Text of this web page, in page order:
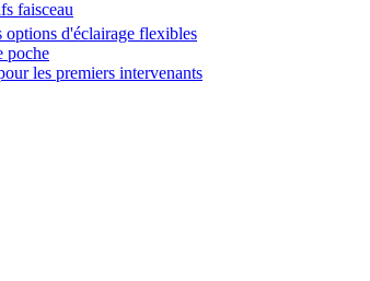
faisceau
options d'éclairage flexibles
poche
les premiers intervenants